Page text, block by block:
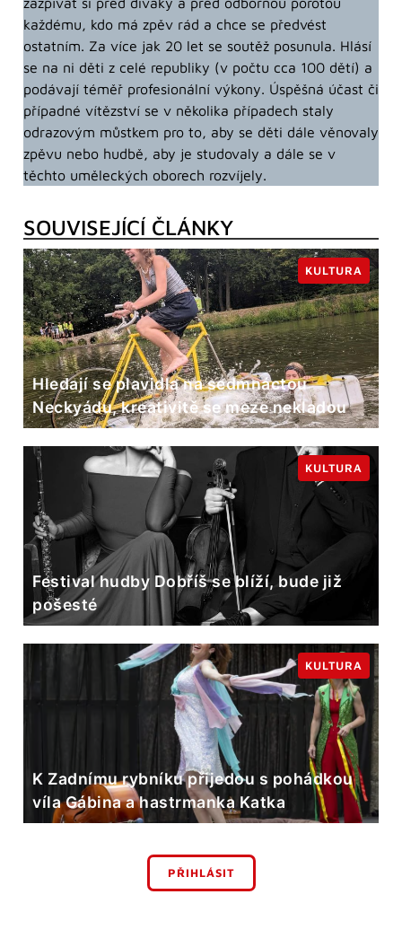
každému, kdo má zpěv rád a chce se předvést
ostatním. Za více jak 20 let se soutěž posunula. Hlásí
se na ni děti z celé republiky (v počtu cca 100 dětí) a
podávají téměř profesionální výkony. Úspěšná účast či
případné vítězství se v několika případech staly
odrazovým můstkem pro to, aby se děti dále věnovaly
zpěvu nebo hudbě, aby je studovaly a dále se v
těchto uměleckých oborech rozvíjely.
SOUVISEJÍCÍ ČLÁNKY
Hledají se plavidla na sedmnáctou
Neckyádu, kreativitě se meze nekladou
KULTURA
Festival hudby Dobříš se blíží, bude již
pošesté
KULTURA
K Zadnímu rybníku přijedou s pohádkou
víla Gábina a hastrmanka Katka
KULTURA
PŘIHLÁSIT